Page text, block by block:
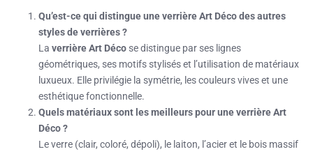
Qu’est-ce qui distingue une verrière Art Déco des autres
styles de verrières ?
La verrière Art Déco se distingue par ses lignes
géométriques, ses motifs stylisés et l’utilisation de matériaux
luxueux. Elle privilégie la symétrie, les couleurs vives et une
esthétique fonctionnelle.
Quels matériaux sont les meilleurs pour une verrière Art
Déco ?
Le verre (clair, coloré, dépoli), le laiton, l’acier et le bois massif